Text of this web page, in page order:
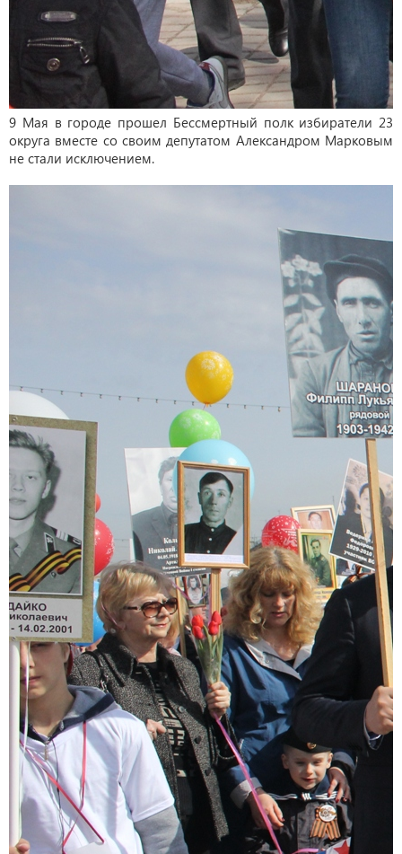
9 Мая в городе прошел Бессмертный полк избиратели 23
округа вместе со своим депутатом Александром Марковым
не стали исключением.